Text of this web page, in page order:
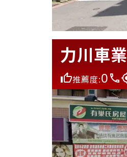
力川車業
推薦度:0